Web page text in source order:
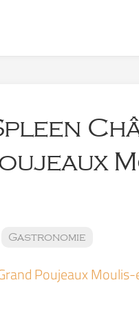
Gastronomie
Poujeaux